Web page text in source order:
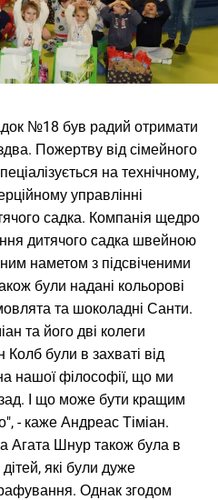
№18 був радий отримати
Пожертву від сімейного
на технічному,
управлінні
садка. Компанія щедро
дитячого садка швейною
наметом з підсвіченими
були надані кольорові
та шоколадні Санти.
та його дві колеги
Колб були в захваті від
нашої філософії, що ми
І що може бути кращим
- каже Андреас Тіміан.
Агата Шнур також була в
які були дуже
Однак згодом